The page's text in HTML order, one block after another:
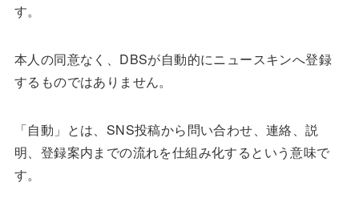
す。
本人の同意なく、DBSが自動的にニュースキンへ登録
するものではありません。
「自動」とは、SNS投稿から問い合わせ、連絡、説
明、登録案内までの流れを仕組み化するという意味で
す。